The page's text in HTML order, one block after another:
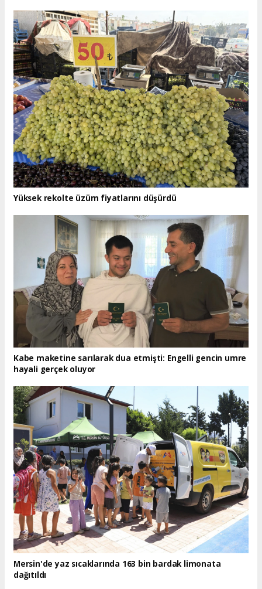
Yüksek rekolte üzüm fiyatlarını düşürdü
Kabe maketine sarılarak dua etmişti: Engelli gencin umre
hayali gerçek oluyor
Mersin'de yaz sıcaklarında 163 bin bardak limonata
dağıtıldı